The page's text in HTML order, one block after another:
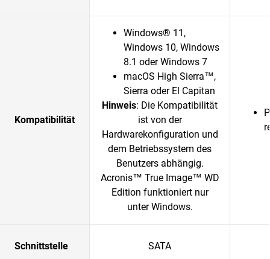
Kompatibilität
Windows® 11,
Windows 10, Windows
8.1 oder Windows 7
macOS High Sierra™,
Sierra oder El Capitan
Hinweis: Die Kompatibilität
ist von der
Hardwarekonfiguration und
dem Betriebssystem des
Benutzers abhängig.
Acronis™ True Image™ WD
Edition funktioniert nur
unter Windows.
Schnittstelle SATA